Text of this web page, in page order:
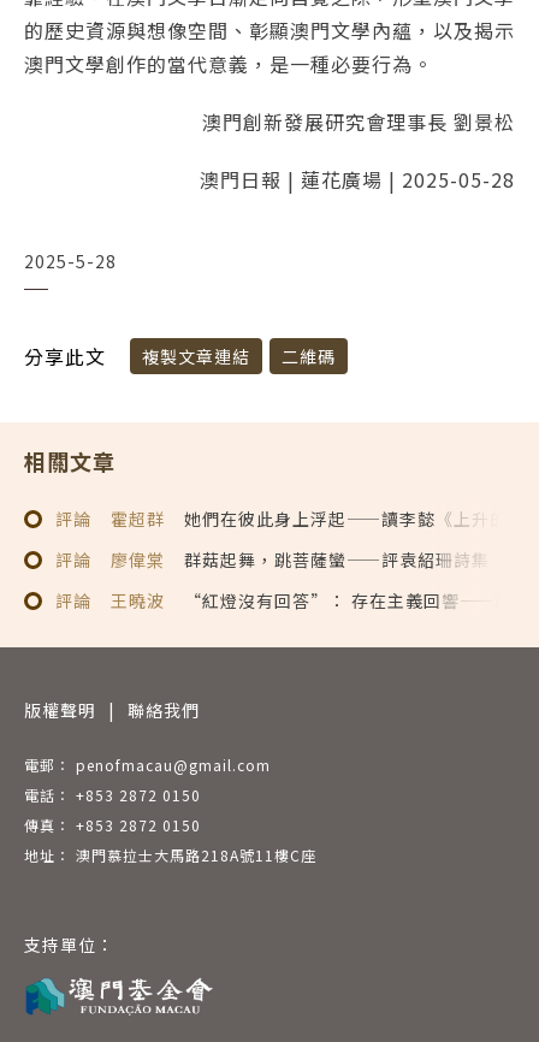
的歷史資源與想像空間、彰顯澳門文學內蘊，以及揭示
澳門文學創作的當代意義，是一種必要行為。
澳門創新發展研究會理事長 劉景松
澳門日報 | 蓮花廣場 | 2025-05-28
2025-5-28
分享此文 複製文章連結 二維碼
相關文章
評論 霍超群
她們在彼此身上浮起——讀李懿《上升的島
評論
廖偉棠
群菇起舞，跳菩薩蠻——評袁紹珊詩集《普
評論
王曉波 “紅燈沒有回答”： 存在主義回響——評陸
版權聲明 | 聯絡我們
電郵： penofmacau@gmail.com
電話： +853 2872 0150
傳真： +853 2872 0150
地址： 澳門慕拉士大馬路218A號11樓C座
支持單位：